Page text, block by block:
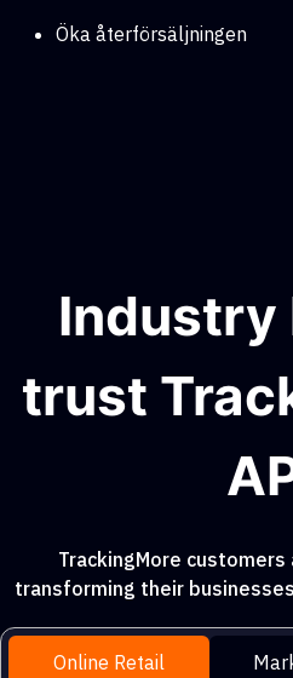
Öka återförsäljningen
Industry
trust
TrackingMore
transforming their
Online Retail